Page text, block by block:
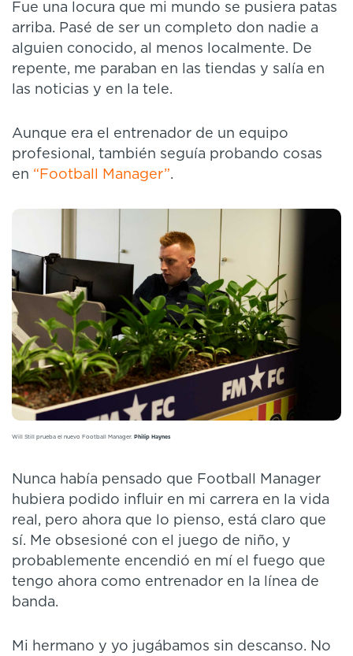
Fue una locura que mi mundo se pusiera patas
arriba. Pasé de ser un completo don nadie a
alguien conocido, al menos localmente. De
repente, me paraban en las tiendas y salía en
las noticias y en la tele.
Aunque era el entrenador de un equipo
profesional, también seguía probando cosas
en “Football Manager”.
Will Still prueba el nuevo Football Manager. Philip Haynes
Nunca había pensado que Football Manager
hubiera podido influir en mi carrera en la vida
real, pero ahora que lo pienso, está claro que
sí. Me obsesioné con el juego de niño, y
probablemente encendió en mí el fuego que
tengo ahora como entrenador en la línea de
banda.
Mi hermano y yo jugábamos sin descanso. No